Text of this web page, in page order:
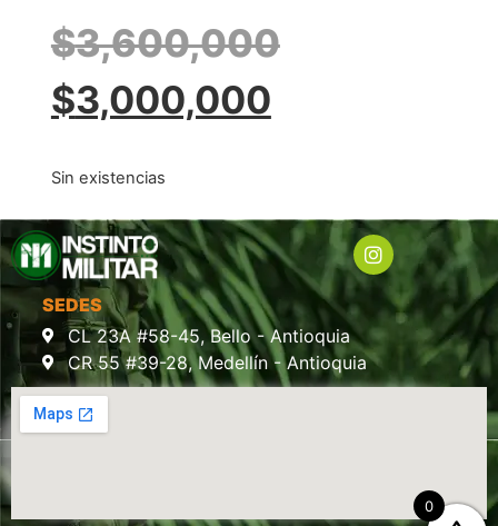
$3,600,000
$3,000,000
Sin existencias
SEDES
CL 23A #58-45, Bello - Antioquia
CR 55 #39-28, Medellín - Antioquia
0